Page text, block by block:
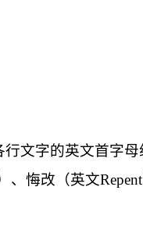
文字的英文首字
、悔改（英文Repent